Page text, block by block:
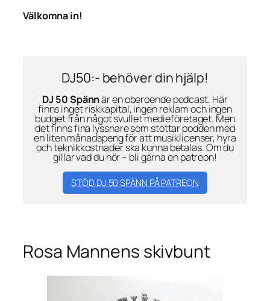
Välkomna in!
DJ50:- behöver din hjälp!
DJ 50 Spännär en oberoende podcast. Här
finns inget riskkapital, ingen reklam och ingen
budget från något svullet medieföretaget. Men
det finns fina lyssnare som stöttar podden med
en liten månadspeng för att musiklicenser, hyra
och teknikkostnader ska kunna betalas. Om du
gillar vad du hör – bli gärna en patreon!
STÖD DJ 50 SPÄNN PÅ PATREON
Rosa Mannens skivbunt